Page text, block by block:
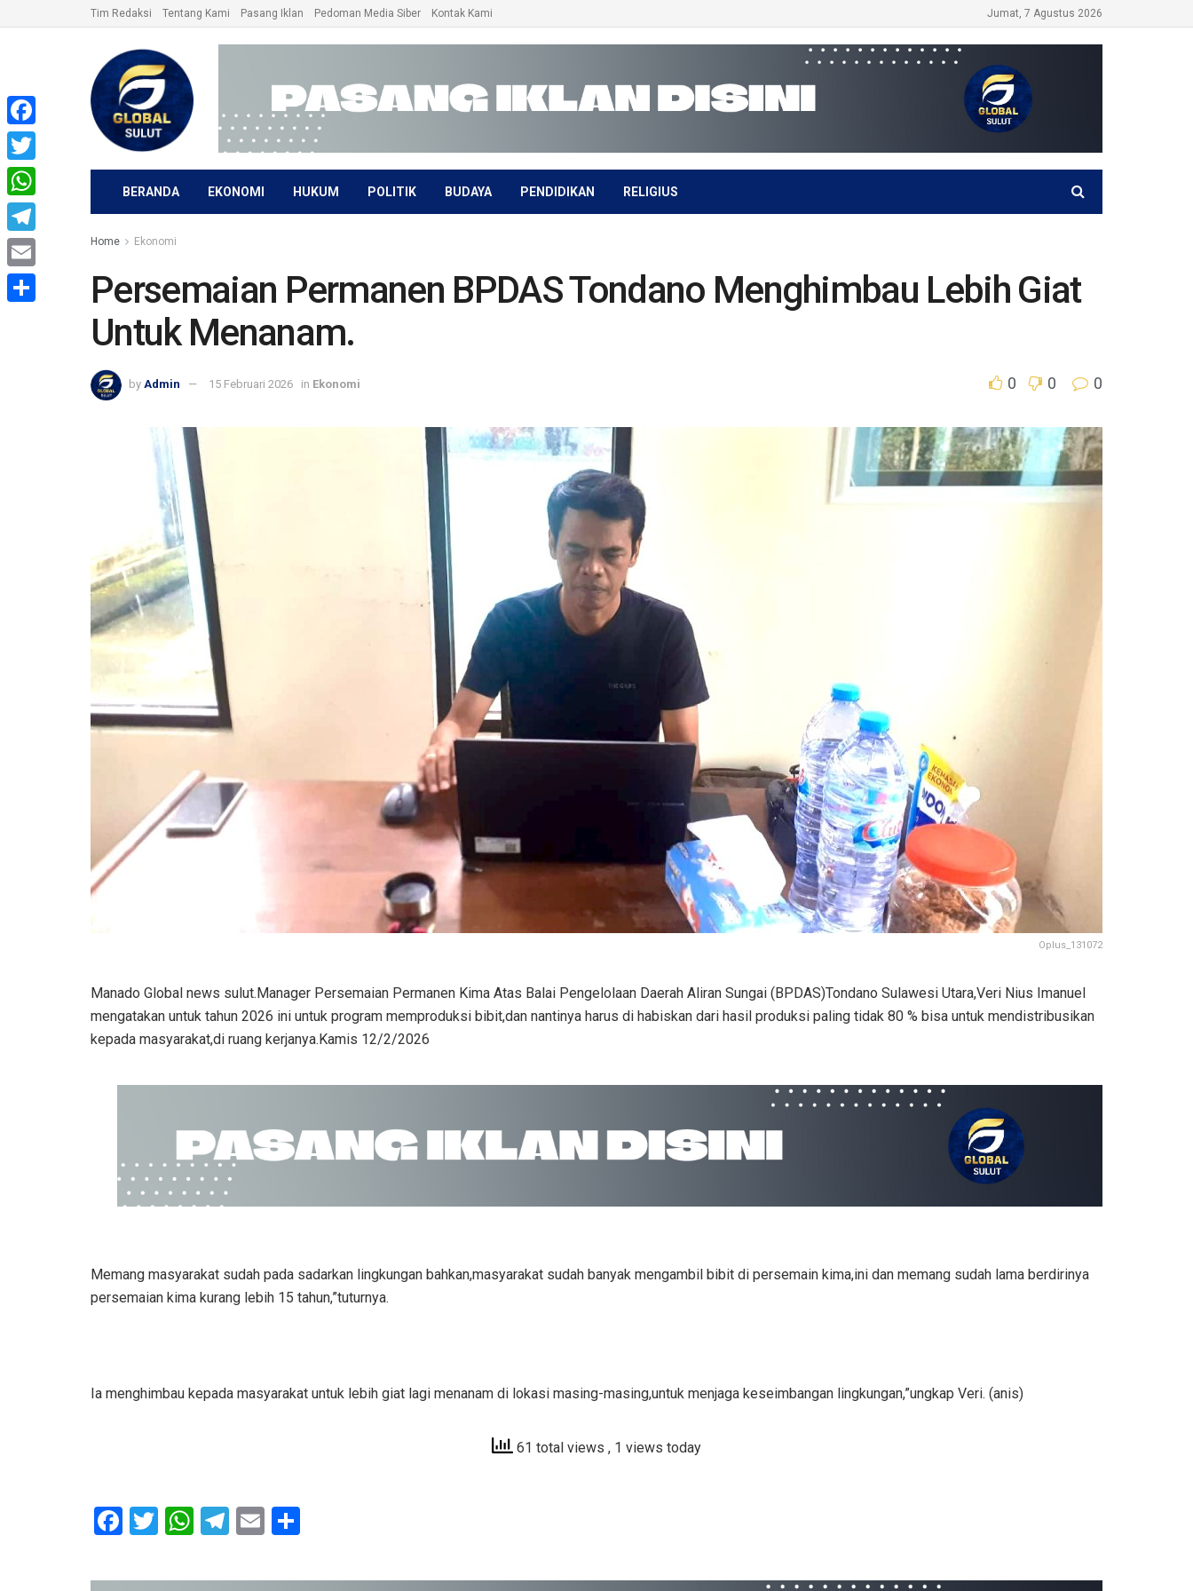
Tim Redaksi Tentang Kami Pasang Iklan Pedoman Media Siber Kontak Kami Jumat, 7 Agustus 2026
BERANDA EKONOMI HUKUM POLITIK BUDAYA PENDIDIKAN RELIGIUS
Home Ekonomi
Persemaian Permanen BPDAS Tondano Menghimbau Lebih Giat
Untuk Menanam.
by Admin 15 Februari 2026 in Ekonomi 0 0 0
Oplus_131072
Manado Global news sulut.Manager Persemaian Permanen Kima Atas Balai Pengelolaan Daerah Aliran Sungai (BPDAS)Tondano Sulawesi Utara,Veri Nius Imanuel
mengatakan untuk tahun 2026 ini untuk program memproduksi bibit,dan nantinya harus di habiskan dari hasil produksi paling tidak 80 % bisa untuk mendistribusikan
kepada masyarakat,di ruang kerjanya.Kamis 12/2/2026
Memang masyarakat sudah pada sadarkan lingkungan bahkan,masyarakat sudah banyak mengambil bibit di persemain kima,ini dan memang sudah lama berdirinya
persemaian kima kurang lebih 15 tahun,”tuturnya.
Ia menghimbau kepada masyarakat untuk lebih giat lagi menanam di lokasi masing-masing,untuk menjaga keseimbangan lingkungan,”ungkap Veri. (anis)
61 total views , 1 views today
F
ce
T
tt
W
at
T
e
E
ail ar
Facebook
Twitter
WhatsApp
Telegram
Email